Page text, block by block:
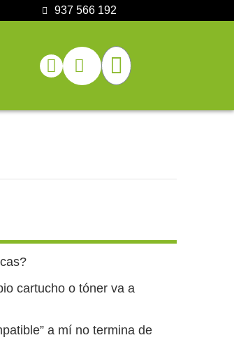
937 566 192
cartucho o tóner va a
a mí no termina de